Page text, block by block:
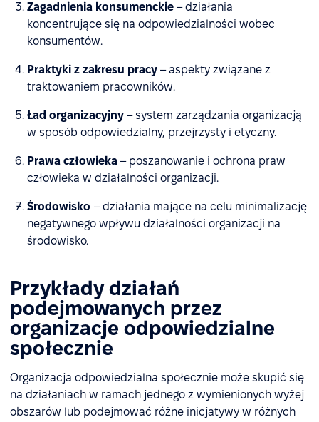
Zagadnienia konsumenckie – działania
koncentrujące się na odpowiedzialności wobec
konsumentów.
Praktyki z zakresu pracy – aspekty związane z
traktowaniem pracowników.
Ład organizacyjny – system zarządzania organizacją
w sposób odpowiedzialny, przejrzysty i etyczny.
Prawa człowieka – poszanowanie i ochrona praw
człowieka w działalności organizacji.
Środowisko – działania mające na celu minimalizację
negatywnego wpływu działalności organizacji na
środowisko.
Przykłady działań
podejmowanych przez
organizacje odpowiedzialne
społecznie
Organizacja odpowiedzialna społecznie może skupić się
na działaniach w ramach jednego z wymienionych wyżej
obszarów lub podejmować różne inicjatywy w różnych